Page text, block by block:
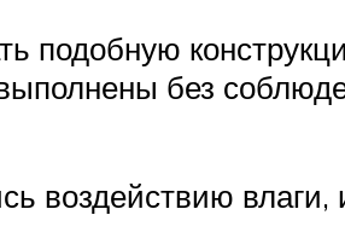
подобную
без
воздействию